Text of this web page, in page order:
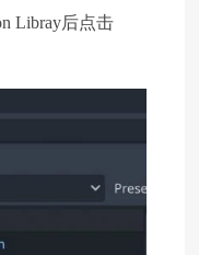
Libray后点击